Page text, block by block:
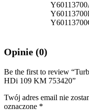
Opinie (0)
Be the first to review
HDi 109 KM 753420”
Twój adres email nie
oznaczone *